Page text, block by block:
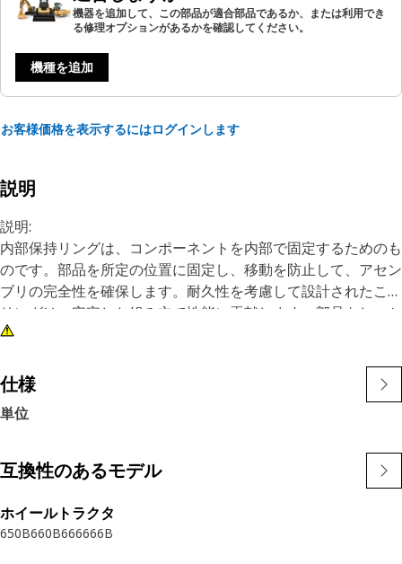
機器を追加して、この部品が適合部品であるか、または利用でき
る修理オプションがあるかを確認してください。
機種を追加
お客様価格を表示するにはログインします
説明
説明:
内部保持リングは、コンポーネントを内部で固定するためのも
のです。部品を所定の位置に固定し、移動を防止して、アセン
ブリの完全性を確保します。耐久性を考慮して設計されたこの
リングは、安定した組み立て性能に貢献します。部品をしっか
りと固定することで、外れを防ぎ、適切な機能を維持します。
特長:
• 信頼性の高い保持機能でコンポーネントを内部に固定しま
す。
• 耐久性に優れた設計。
• 部品を所定の位置に保持して、脱落を防ぎます。
用途
仕様
単位
互換性のあるモデル
ホイールトラクタ
650B660B666666B